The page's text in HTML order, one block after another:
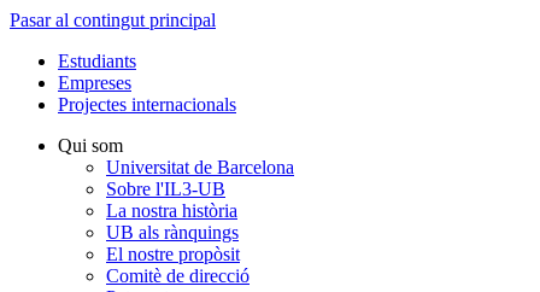
Pasar al contingut principal
Estudiants
Empreses
Projectes internacionals
Qui som
Universitat de Barcelona
Sobre l'IL3-UB
La nostra història
UB als rànquings
El nostre propòsit
Comitè de direcció